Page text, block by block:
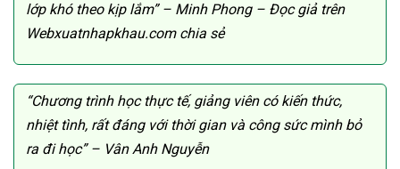
lớp khó theo kịp lắm” – Minh Phong – Đọc giả trên
Webxuatnhapkhau.com chia sẻ
“Chương trình học thực tế, giảng viên có kiến thức,
nhiệt tình, rất đáng với thời gian và công sức mình bỏ
ra đi học” – Vân Anh Nguyễn